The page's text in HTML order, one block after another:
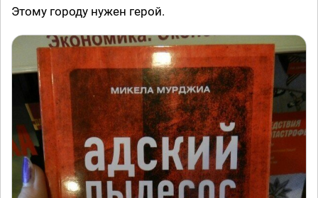
Этому городу нужен герой.